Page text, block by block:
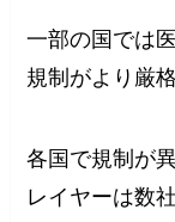
一部の国では
規制がより厳
各国で規制が
レイヤーは数